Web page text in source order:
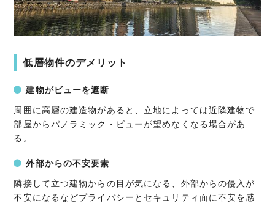
低層物件のデメリット
建物がビューを遮断
周囲に高層の建造物があると、立地によっては近隣建物で
部屋からパノラミック・ビューが望めなくなる場合があ
る。
外部からの不安要素
隣接して立つ建物からの目が気になる、外部からの侵入が
不安になるなどプライバシーとセキュリティ面に不安を感